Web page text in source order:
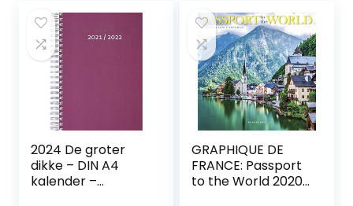
2024 De groter
dikke – DIN A4
kalender –
GRAPHIQUE DE
FRANCE: Passport
to the World 2020